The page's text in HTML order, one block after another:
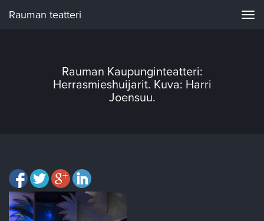
Rauman teatteri
Rauman Kaupunginteatteri:
Herrasmieshuijarit. Kuva: Harri
Joensuu.